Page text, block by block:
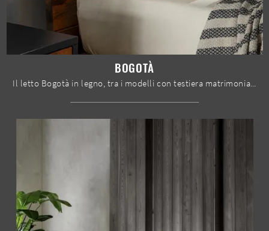
BOGOTÀ
Il letto Bogotà in legno, tra i modelli con testiera matrimoniali moderni di Le Fablier, è perfetto per garantirti il relax totale.